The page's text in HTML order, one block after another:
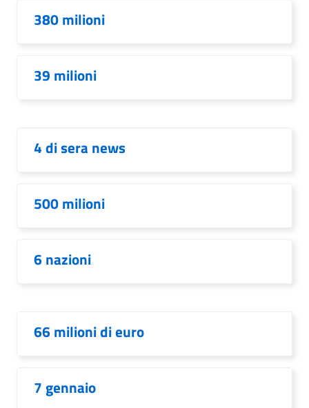
380 milioni
39 milioni
4 di sera news
500 milioni
6 nazioni
66 milioni di euro
7 gennaio